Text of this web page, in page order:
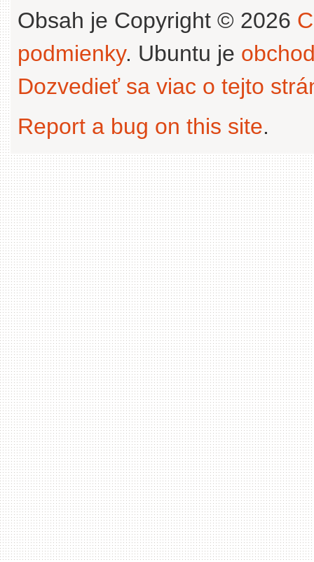
Obsah je Copyright © 2026
podmienky. Ubuntu je
Dozvedieť sa viac o tejto
Report a bug on this site.